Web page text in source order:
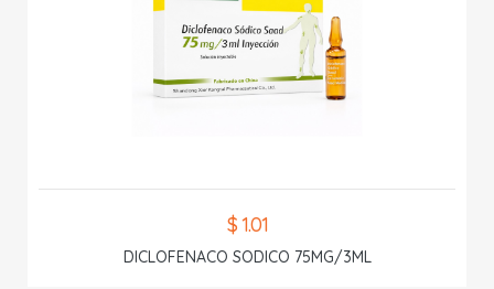
$ 1.01
DICLOFENACO SODICO 75MG/3ML